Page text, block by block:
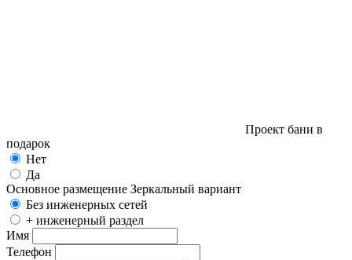
Проект бани в
подарок
Нет
Да
Основное размещение Зеркальный вариант
Без инженерных сетей
+ инженерный раздел
Имя
Телефон